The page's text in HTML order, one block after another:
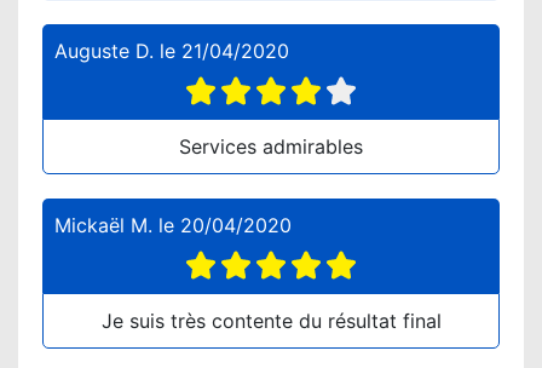
Auguste D. le 21/04/2020
Services admirables
Mickaël M. le 20/04/2020
Je suis très contente du résultat final